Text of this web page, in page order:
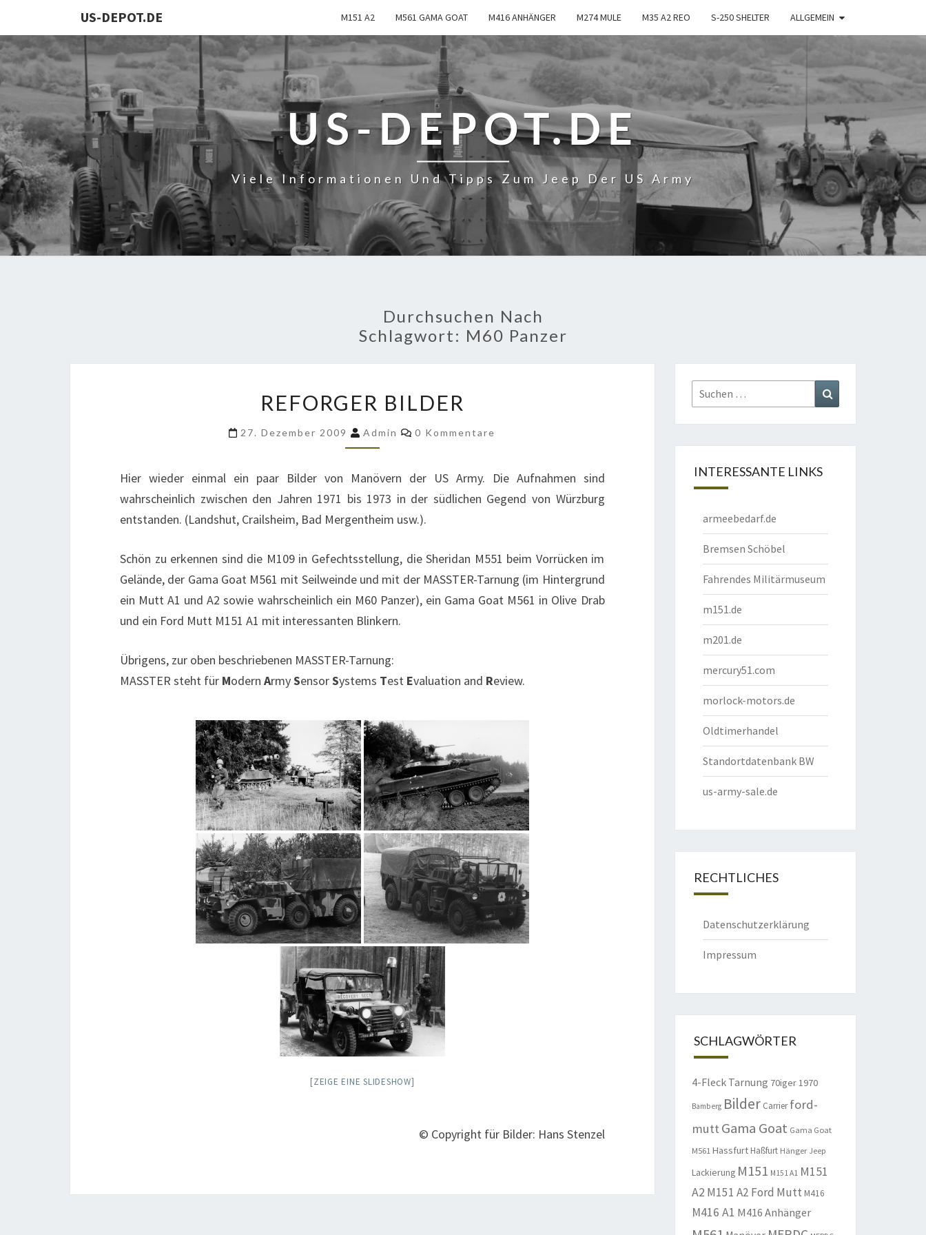
US-DEPOT.DE M151 A2 M561 GAMA GOAT M416 ANHÄNGER M274 MULE M35 A2 REO S-250 SHELTER ALLGEMEIN
US-DEPOT.DE
Viele Informationen Und Tipps Zum Jeep Der US Army
Durchsuchen Nach
Schlagwort: M60 Panzer
BILDER
REFORGER BILDER
27. Dezember 2009 Admin Kommentare
0 Kommentare
Hier wieder einmal ein paar Bilder von Manövern der US Army. Die Aufnahmen sind
wahrscheinlich zwischen den Jahren 1971 bis 1973 in der südlichen Gegend von Würzburg
entstanden. (Landshut, Crailsheim, Bad Mergentheim usw.).
Schön zu erkennen sind die M109 in Gefechtsstellung, die Sheridan M551 beim Vorrücken im
Gelände, der Gama Goat M561 mit Seilweinde und mit der MASSTER-Tarnung (im Hintergrund
ein Mutt A1 und A2 sowie wahrscheinlich ein M60 Panzer), ein Gama Goat M561 in Olive Drab
und ein Ford Mutt M151 A1 mit interessanten Blinkern.
Übrigens, zur oben beschriebenen MASSTER-Tarnung:
MASSTER steht für Modern ArmySensorSystems Test Evaluation and Review.
[ZEIGE EINE SLIDESHOW]
© Copyright für Bilder: Hans Stenzel
Suchen
nach:
INTERESSANTE LINKS
armeebedarf.de
Bremsen Schöbel
Fahrendes Militärmuseum
m151.de
m201.de
mercury51.com
morlock-motors.de
Oldtimerhandel
Standortdatenbank BW
us-army-sale.de
RECHTLICHES
Datenschutzerklärung
Impressum
SCHLAGWÖRTER
4-Fleck Tarnung 70iger1970
Bamberg Bilder Carrier ford-
mutt Gama Goat Gama Goat
M561 Hassfurt Haßfurt Hänger Jeep
Lackierung M151 M151 A1 M151
A2 M151 A2 Ford Mutt M416
M416 A1 M416 Anhänger